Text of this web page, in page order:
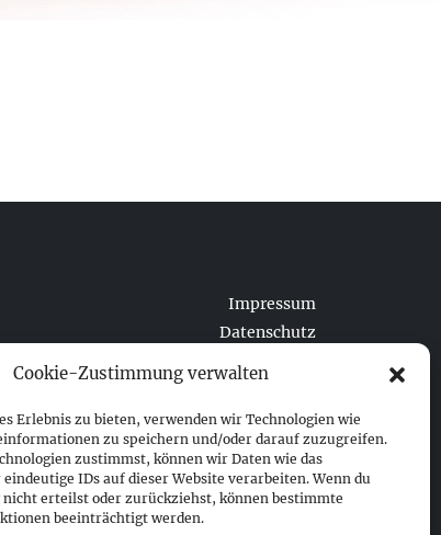
Cookie-Zustimmung verwalten
Erlebnis zu bieten, verwenden wir Technologien wie
zu speichern und/oder darauf zuzugreifen.
zustimmst, können wir Daten wie das
IDs auf dieser Website verarbeiten. Wenn du
erteilst oder zurückziehst, können bestimmte
beeinträchtigt werden.
Impressum
Datenschutz
Cookie-Richtlinie (EU)